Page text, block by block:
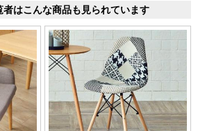
者はこんな商品も見られています